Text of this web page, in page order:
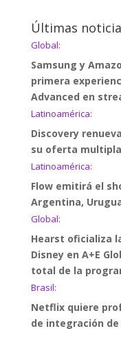
Últimas
Global:
Samsung y
primera
Advanced en
Latinoamérica:
Discovery
su oferta
Latinoamérica:
Flow emitirá el
Argentina,
Global:
Hearst oficializa
Disney en A+E
total de la
Brasil:
Netflix quiere
de integración